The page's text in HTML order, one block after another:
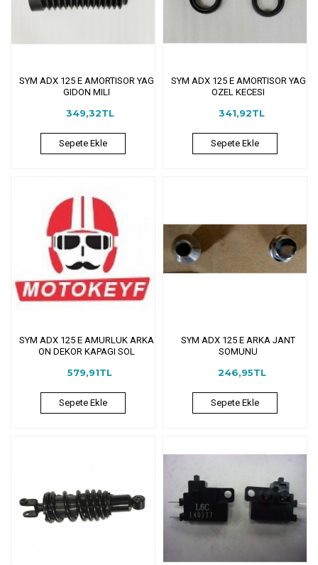
SYM ADX 125 E AMORTISOR YAG
GIDON MILI
349,32TL
Sepete Ekle
SYM ADX 125 E AMORTISOR YAG
OZEL KECESI
341,92TL
Sepete Ekle
SYM ADX 125 E AMURLUK ARKA
ON DEKOR KAPAGI SOL
579,91TL
Sepete Ekle
SYM ADX 125 E ARKA JANT
SOMUNU
246,95TL
Sepete Ekle